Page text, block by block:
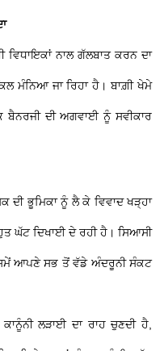
ਵਿਧਾਇਕਾਂ ਨਾਲ ਗੱਲਬਾਤ ਕਰਨ ਦਾ
ਮੰਨਿਆ ਜਾ ਰਿਹਾ ਹੈ। ਬਾਗ਼ੀ ਖੇਮੇ
ਦੀ ਅਗਵਾਈ ਨੂੰ ਸਵੀਕਾਰ
ਭੂਮਿਕਾ ਨੂੰ ਲੈ ਕੇ ਵਿਵਾਦ ਖੜ੍ਹਾ
ਘੱਟ ਦਿਖਾਈ ਦੇ ਰਹੀ ਹੈ। ਸਿਆਸੀ
ਸਮੇਂ ਆਪਣੇ ਸਭ ਤੋਂ ਵੱਡੇ ਅੰਦਰੂਨੀ ਸੰਕਟ
ਲੜਾਈ ਦਾ ਰਾਹ ਚੁਣਦੀ ਹੈ,